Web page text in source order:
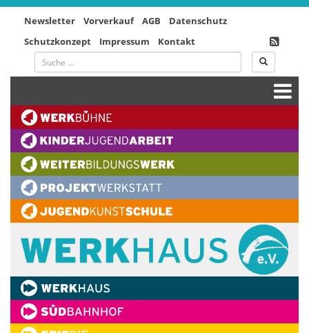
Newsletter Vorverkauf AGB
Datenschutz
Schutzkonzept
Impressum Kontakt